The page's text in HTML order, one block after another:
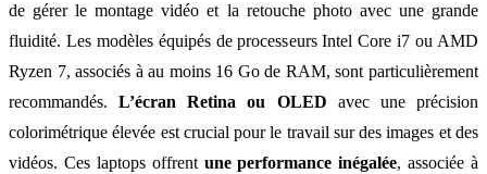
de gérer le montage vidéo et la retouche photo avec une grande
fluidité. Les modèles équipés de processeurs Intel Core i7 ou AMD
Ryzen 7, associés à au moins 16 Go de RAM, sont particulièrement
recommandés.L’écran Retina ou OLED avec une précision
colorimétrique élevée est crucial pour le travail sur des images et des
vidéos. Ces laptops offrent une performance inégalée, associée à